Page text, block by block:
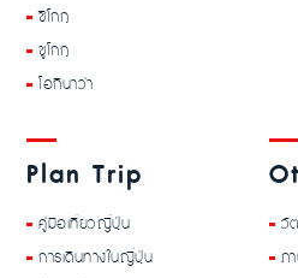
ชิโกกุ
ชูโกกุ
โอกินาว่า
Plan Trip
คู่มือเที่ยวญี่ปุ่น
การเดินทางในญี่ปุ่น
วั
ภ